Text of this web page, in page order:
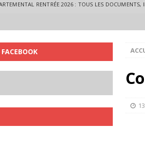
RENTRÉE 2026 : TOUS LES DOCUMENTS,